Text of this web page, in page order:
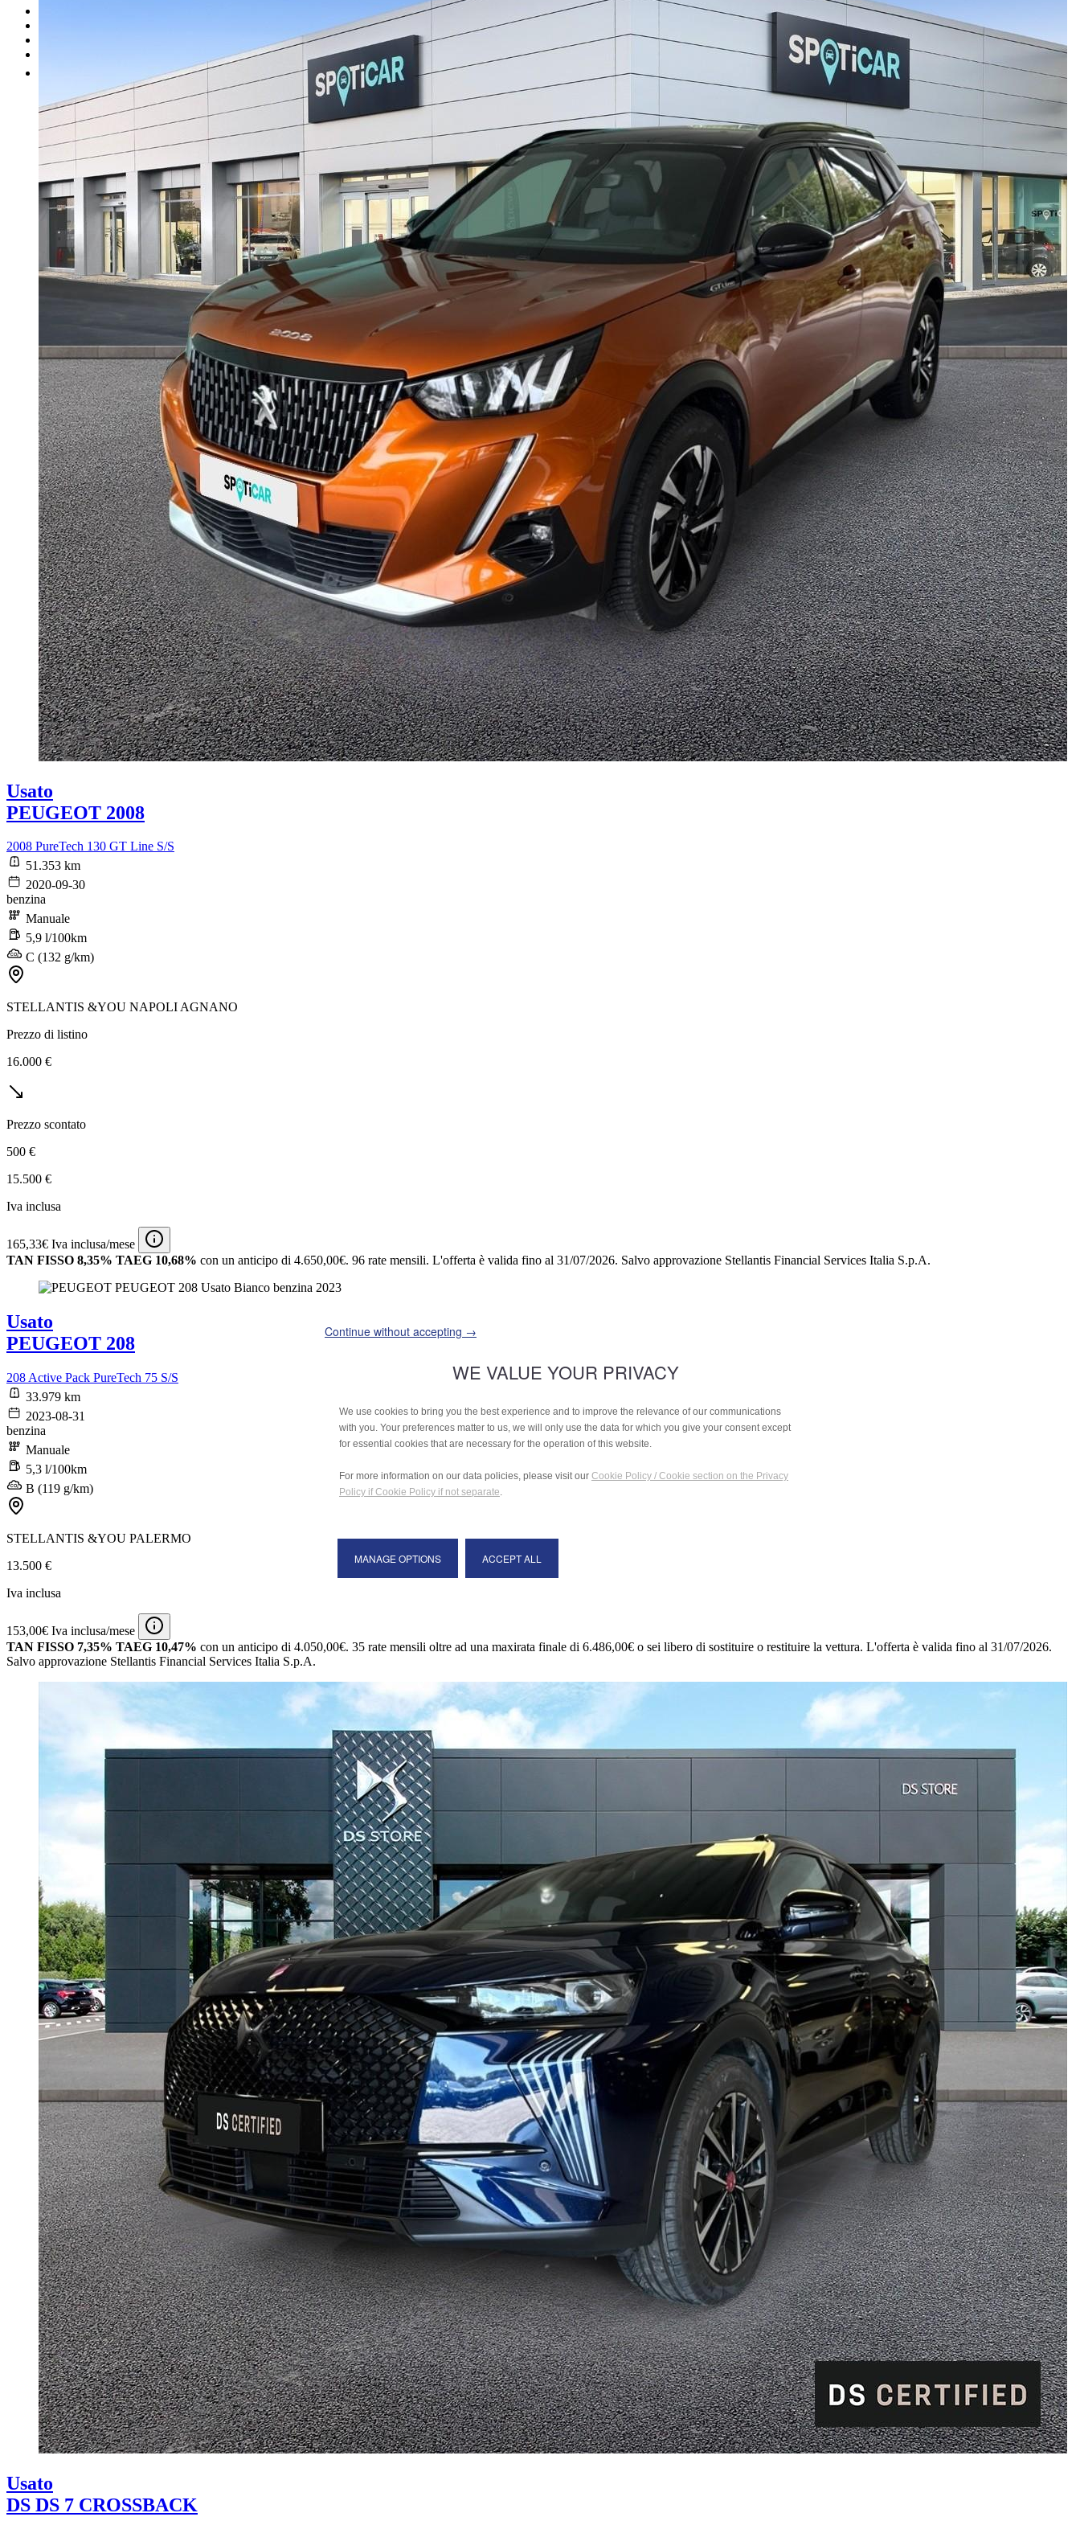
Usato
PEUGEOT 2008
2008 PureTech 130 GT Line S/S
51.353 km
2020-09-30
benzina
Manuale
5,9 l/100km
C (132 g/km)
STELLANTIS &YOU NAPOLI AGNANO
Prezzo di listino
16.000 €
Prezzo scontato
500 €
15.500 €
Iva inclusa
165,33€ Iva inclusa/mese
TAN FISSO 8,35% TAEG 10,68% con un anticipo di 4.650,00€. 96 rate mensili. L'offerta è valida fino al 31/07/2026. Salvo approvazione Stellantis Financial Services Italia S.p.A.
Usato
PEUGEOT 208
208 Active Pack PureTech 75 S/S
33.979 km
2023-08-31
benzina
Manuale
5,3 l/100km
B (119 g/km)
STELLANTIS &YOU PALERMO
13.500 €
Iva inclusa
153,00€ Iva inclusa/mese
TAN FISSO 7,35% TAEG 10,47% con un anticipo di 4.050,00€. 35 rate mensili oltre ad una maxirata finale di 6.486,00€ o sei libero di sostituire o restituire la vettura. L'offerta è valida fino al 31/07/2026.
Salvo approvazione Stellantis Financial Services Italia S.p.A.
Usato
DS DS 7 CROSSBACK
Continue without accepting →
WE VALUE YOUR PRIVACY
We use cookies to bring you the best experience and to improve the relevance of our communications
with you. Your preferences matter to us, we will only use the data for which you give your consent except
for essential cookies that are necessary for the operation of this website.
For more information on our data policies, please visit our Cookie Policy / Cookie section on the Privacy
Policy if Cookie Policy if not separate.
MANAGE OPTIONS ACCEPT ALL